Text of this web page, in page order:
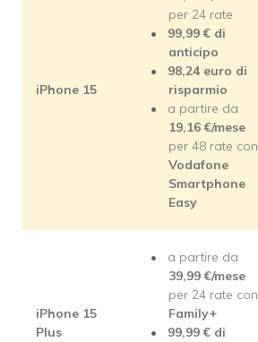
iPhone 15
per 24 rate
99,99 € di
anticipo
98,24 euro di
risparmio
a partire da
19,16 €/mese
per 48 rate con
Vodafone
Smartphone
Easy
iPhone 15
Plus
a partire da
39,99 €/mese
per 24 rate con
Family+
99,99 € di